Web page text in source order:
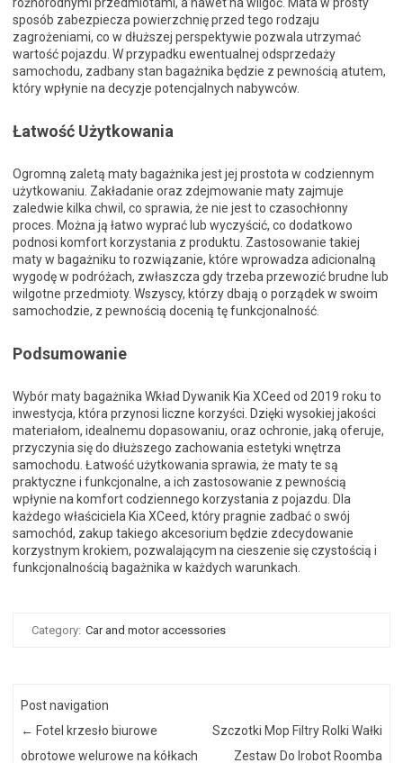
różnorodnymi przedmiotami, a nawet na wilgoć. Mata w prosty
sposób zabezpiecza powierzchnię przed tego rodzaju
zagrożeniami, co w dłuższej perspektywie pozwala utrzymać
wartość pojazdu. W przypadku ewentualnej odsprzedaży
samochodu, zadbany stan bagażnika będzie z pewnością atutem,
który wpłynie na decyzje potencjalnych nabywców.
Łatwość Użytkowania
Ogromną zaletą maty bagażnika jest jej prostota w codziennym
użytkowaniu. Zakładanie oraz zdejmowanie maty zajmuje
zaledwie kilka chwil, co sprawia, że nie jest to czasochłonny
proces. Można ją łatwo wyprać lub wyczyścić, co dodatkowo
podnosi komfort korzystania z produktu. Zastosowanie takiej
maty w bagażniku to rozwiązanie, które wprowadza adicionalną
wygodę w podróżach, zwłaszcza gdy trzeba przewozić brudne lub
wilgotne przedmioty. Wszyscy, którzy dbają o porządek w swoim
samochodzie, z pewnością docenią tę funkcjonalność.
Podsumowanie
Wybór maty bagażnika Wkład Dywanik Kia XCeed od 2019 roku to
inwestycja, która przynosi liczne korzyści. Dzięki wysokiej jakości
materiałom, idealnemu dopasowaniu, oraz ochronie, jaką oferuje,
przyczynia się do dłuższego zachowania estetyki wnętrza
samochodu. Łatwość użytkowania sprawia, że maty te są
praktyczne i funkcjonalne, a ich zastosowanie z pewnością
wpłynie na komfort codziennego korzystania z pojazdu. Dla
każdego właściciela Kia XCeed, który pragnie zadbać o swój
samochód, zakup takiego akcesorium będzie zdecydowanie
korzystnym krokiem, pozwalającym na cieszenie się czystością i
funkcjonalnością bagażnika w każdych warunkach.
Category: Car and motor accessories
Post navigation
← Fotel krzesło biurowe
obrotowe welurowe na kółkach
Szczotki Mop Filtry Rolki Wałki
Zestaw Do Irobot Roomba